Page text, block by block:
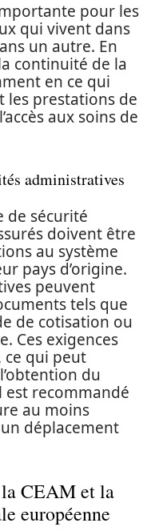
pour les
qui vivent dans
un autre. En
continuité de la
en ce qui
les prestations de
aux soins de
administratives
de sécurité
doivent être
au système
pays d’origine.
peuvent
tels que
de cotisation ou
Ces exigences
ce qui peut
du
est recommandé
au moins
déplacement
CEAM et la
européenne